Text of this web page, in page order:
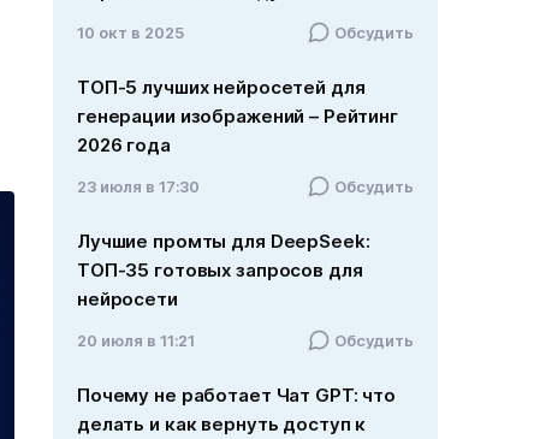
10 окт в 2025 Обсудить
ТОП-5 лучших нейросетей для
генерации изображений – Рейтинг
2026 года
23 июля в 17:30 Обсудить
Лучшие промты для DeepSeek:
ТОП-35 готовых запросов для
нейросети
20 июля в 11:21 Обсудить
Почему не работает Чат GPT: что
делать и как вернуть доступ к